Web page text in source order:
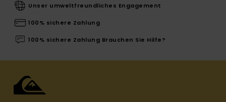
Unser umweltfreundliches Engagement
100% sichere Zahlung
100% sichere Zahlung Brauchen Sie Hilfe?